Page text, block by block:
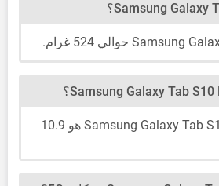
مقاس شاشة Samsung Galaxy Tab S10 Lite هو 10.9